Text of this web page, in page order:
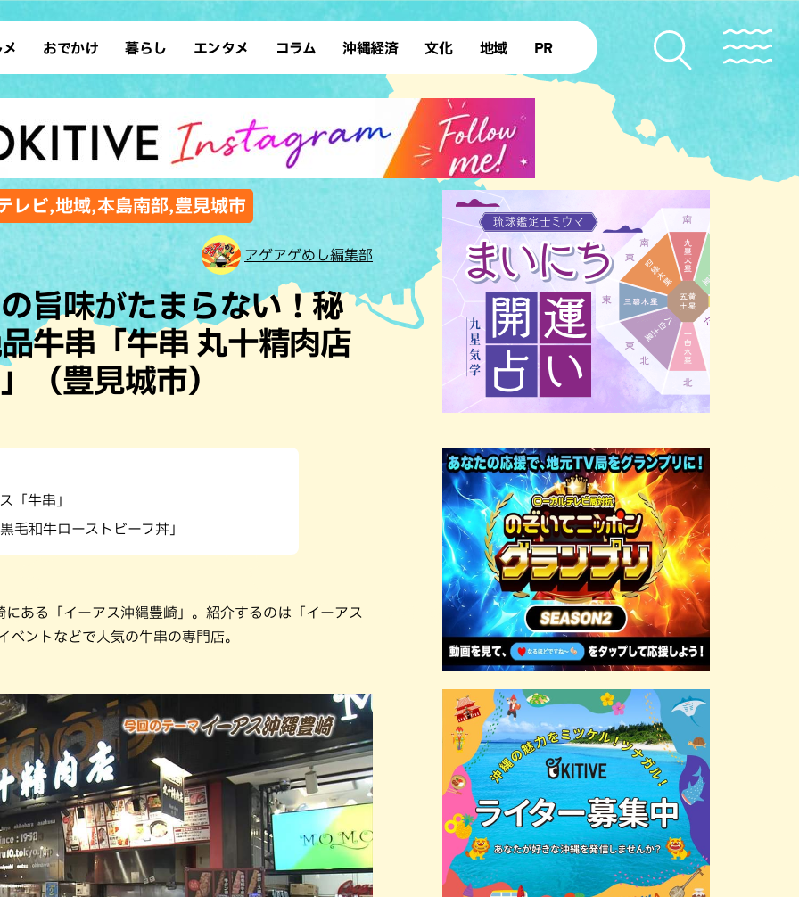
ン 沖縄そば
ウト カフェ
和食・日本料理
理 アジア・エスニック
イタリアン
フレンチ
・焼肉 焼鳥・串料理
肉料理 居酒屋・バー
イキング スイーツ
おでかけ
デート ドライブ
散歩 ソロ活
歴史 体験
レジャー アート
ホテル
サウナ 公園
沖縄の海
暮らし
レシピ SDGs
ファッション ローカルニュース
沖縄移住 沖縄旧暦行事
エンタメ
スポーツ 占い
タレント・芸人 テレビ
コラム 沖縄経済 文化
復帰50年
地域
本島北部 本島中部
本島南部 先島諸島
北部離島
PR
レビ,地域,本島南部,豊見城市
アゲアゲめし編集部
旨味がたまらない！秘
牛串「牛串 丸十精肉店
（豊見城市）
「牛串」
毛和牛ローストビーフ丼」
ある「イーアス沖縄豊崎」。紹介するのは「イーアス
ントなどで人気の牛串の専門店。